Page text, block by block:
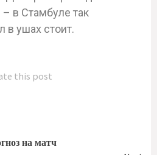
в Стамбуле так
в ушах стоит.
this post
на матч